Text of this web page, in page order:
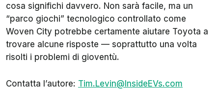
cosa significhi davvero. Non sarà facile, ma un
“parco giochi” tecnologico controllato come
Woven City potrebbe certamente aiutare Toyota a
trovare alcune risposte — soprattutto una volta
risolti i problemi di gioventù.
Contatta l’autore: Tim.Levin@InsideEVs.com